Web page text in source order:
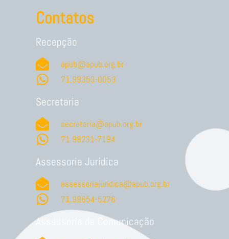
Contatos
Recepção
apub@apub.org.br
71.99353-0053
Secretaria
secretaria@apub.org.br
71.98231-7194
Assessoria Jurídica
assessoriajuridica@apub.org.br
71.99654-5276
Assessoria de Comunicação